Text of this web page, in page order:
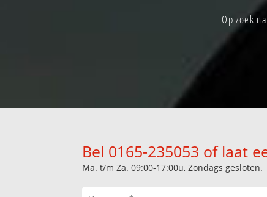
Op zoek
Bel 0165-235053 of laat
Ma. t/m Za. 09:00-17:00u, Zondags gesloten.